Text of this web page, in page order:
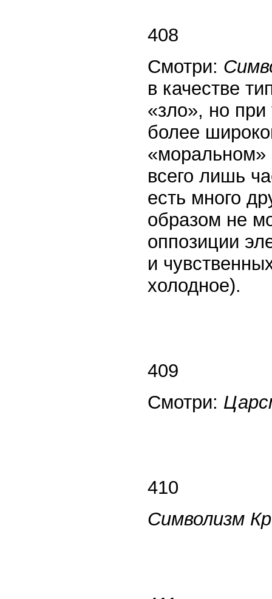
408
Смотри:
в качестве
«зло», но
более
«моральном»
всего лишь
есть много
образом не
оппозиции
и
холодное).
409
Смотри:
410
Символизм